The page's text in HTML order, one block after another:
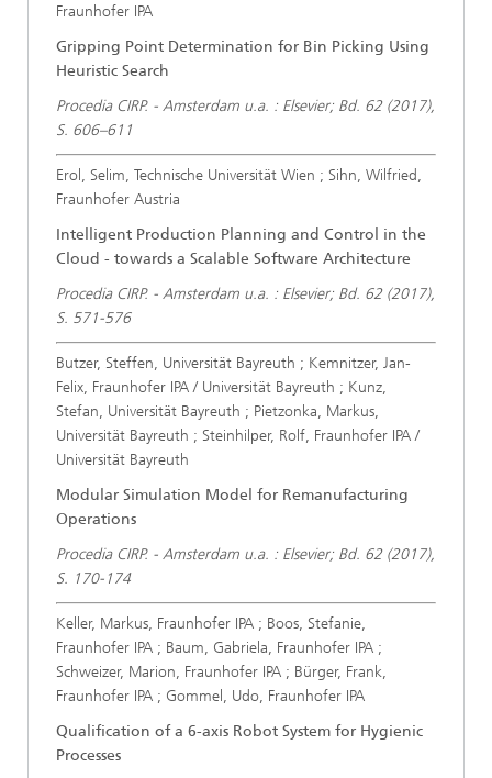
Fraunhofer IPA
Gripping Point Determination for Bin Picking Using
Heuristic Search
Procedia CIRP. - Amsterdam u.a. : Elsevier; Bd. 62 (2017),
S. 606–611
Erol, Selim, Technische Universität Wien ; Sihn, Wilfried,
Fraunhofer Austria
Intelligent Production Planning and Control in the
Cloud - towards a Scalable Software Architecture
Procedia CIRP. - Amsterdam u.a. : Elsevier; Bd. 62 (2017),
S. 571-576
Butzer, Steffen, Universität Bayreuth ; Kemnitzer, Jan-
Felix, Fraunhofer IPA / Universität Bayreuth ; Kunz,
Stefan, Universität Bayreuth ; Pietzonka, Markus,
Universität Bayreuth ; Steinhilper, Rolf, Fraunhofer IPA /
Universität Bayreuth
Modular Simulation Model for Remanufacturing
Operations
Procedia CIRP. - Amsterdam u.a. : Elsevier; Bd. 62 (2017),
S. 170-174
Keller, Markus, Fraunhofer IPA ; Boos, Stefanie,
Fraunhofer IPA ; Baum, Gabriela, Fraunhofer IPA ;
Schweizer, Marion, Fraunhofer IPA ; Bürger, Frank,
Fraunhofer IPA ; Gommel, Udo, Fraunhofer IPA
Qualification of a 6-axis Robot System for Hygienic
Processes